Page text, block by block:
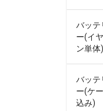
バッテ
ー(イ
ン単体)
バッテ
ー(ケ
込み)